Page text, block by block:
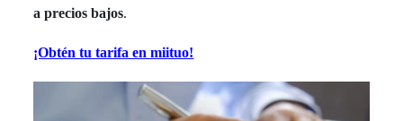
a precios bajos.
¡Obtén tu tarifa en miituo!